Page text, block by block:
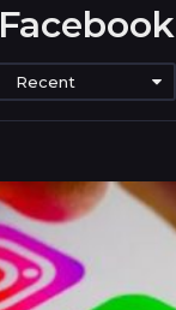
Facebook
Recent